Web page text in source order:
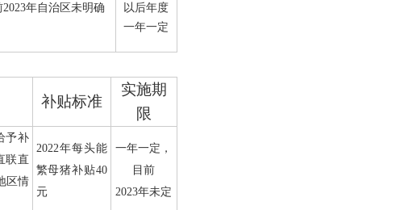
2023年自治区未明确
以后年度
一年一定
补贴标准
实施期
限
予补
联直
区情
2022年每头能
繁母猪补贴40
元
一年一定，
目前
2023年未定